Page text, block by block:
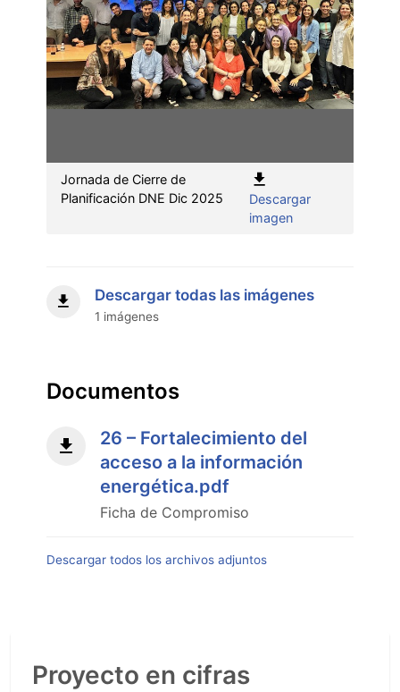
Jornada de Cierre de
Planificación DNE Dic 2025
Descargar
imagen:
de
Descargar todas las imágenes
1 imágenes
Documentos
26 – Fortalecimiento del
acceso a la información
energética.pdf
Ficha de Compromiso
Descargar todos los archivos adjuntos
Proyecto en cifras